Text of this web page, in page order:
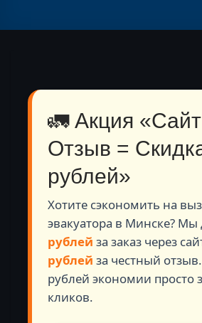
🚛 Акция
Отзыв =
рублей»
Хотите сэкономить на
эвакуатора в Минске?
рублей за заказ через
рублей за честный
рублей экономии просто
кликов.